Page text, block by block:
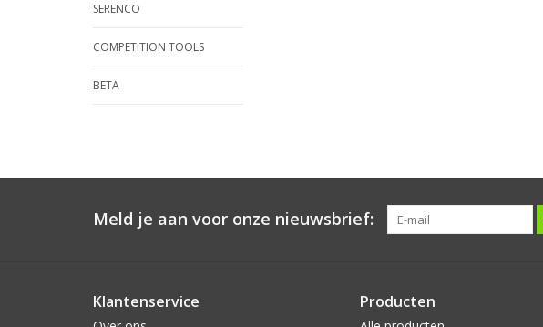
SERENCO
COMPETITION TOOLS
BETA
Meld je aan voor onze nieuwsbrief:
Klantenservice Producten